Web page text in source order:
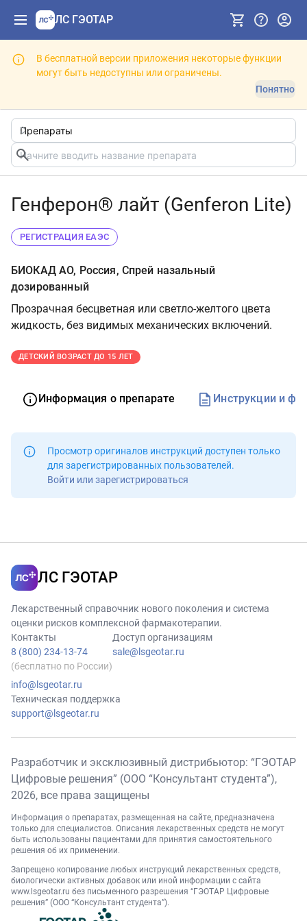
ЛС ГЭОТАР
В бесплатной версии приложения некоторые функции
могут быть недоступны или ограничены.
Понятно
Генферон® лайт (Genferon Lite)
РЕГИСТРАЦИЯ ЕАЭС
БИОКАД АО, Россия, Спрей назальный
дозированный
Прозрачная бесцветная или светло-желтого цвета
жидкость, без видимых механических включений.
ДЕТСКИЙ ВОЗРАСТ ДО 15 ЛЕТ
Информация о препарате Инструкции и
Просмотр оригиналов инструкций доступен только
для зарегистрированных пользователей.
Войти или зарегистрироваться
ЛС ГЭОТАР
Лекарственный справочник нового поколения и система
оценки рисков комплексной фармакотерапии.
Контакты
8 (800) 234-13-74
(бесплатно по России)
info@lsgeotar.ru
Доступ организациям
sale@lsgeotar.ru
Техническая поддержка
support@lsgeotar.ru
Разработчик и эксклюзивный дистрибьютор: “ГЭОТАР
Цифровые решения” (ООО “Консультант студента”),
2026, все права защищены
Информация о препаратах, размещенная на сайте, предназначена
только для специалистов. Описания лекарственных средств не могут
быть использованы пациентами для принятия самостоятельного
решения об их применении.
Запрещено копирование любых инструкций лекарственных средств,
биологически активных добавок или иной информации с сайта
www.lsgeotar.ru без письменного разрешения “ГЭОТАР Цифровые
решения” (ООО “Консультант студента”).